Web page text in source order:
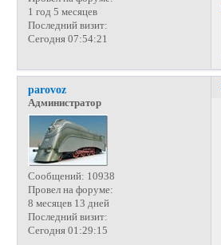
1 год 5 месяцев
Последний визит:
Сегодня 07:54:21
parovoz
Администратор
Сообщений: 10938
Провел на форуме:
8 месяцев 13 дней
Последний визит:
Сегодня 01:29:15